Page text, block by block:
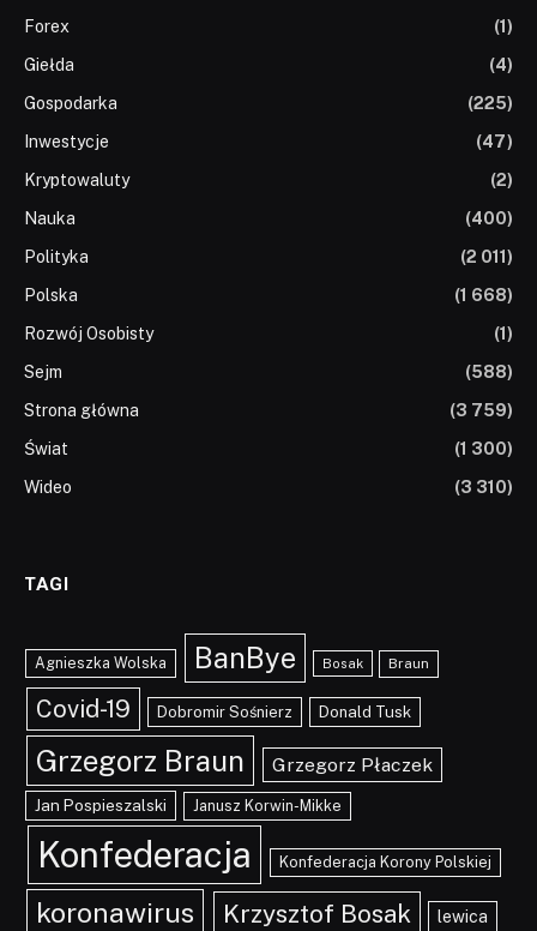
Forex
(1)
Giełda
(4)
Gospodarka
(225)
Inwestycje
(47)
Kryptowaluty
(2)
Nauka
(400)
Polityka
(2 011)
Polska
(1 668)
Rozwój Osobisty
(1)
Sejm
(588)
Strona główna
(3 759)
Świat
(1 300)
Wideo
(3 310)
TAGI
Agnieszka Wolska BanBye Bosak Braun
Covid-19 Dobromir Sośnierz Donald Tusk
Grzegorz Braun Grzegorz Płaczek
Jan Pospieszalski Janusz Korwin-Mikke
Konfederacja Konfederacja Korony Polskiej
koronawirus Krzysztof Bosak lewica